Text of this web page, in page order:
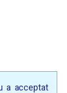
a acceptat